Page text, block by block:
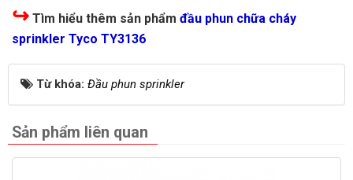
↪ Tìm hiểu thêm sản phẩm đầu phun chữa cháy
sprinkler Tyco TY3136
Từ khóa: Đầu phun sprinkler
Sản phẩm liên quan